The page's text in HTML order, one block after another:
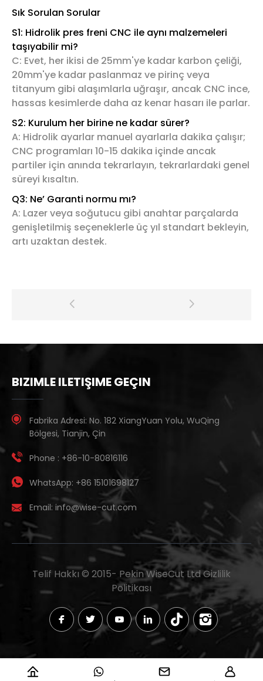
Sık Sorulan Sorular
S1: Hidrolik pres freni CNC ile aynı malzemeleri
taşıyabilir mi?
C: Evet, her ikisi de 25mm'ye kadar karbon çeliği,
20mm'ye kadar paslanmaz ve pirinç veya
titanyum gibi alaşımlarla uğraşır, ancak CNC ince,
hassas kesimlerde daha az kenar hasarı ile parlar.
S2: Kurulum her birine ne kadar sürer?
A: Hidrolik ayarlar manuel ayarlarla dakika çalışır;
CNC programları 10-15 dakika içinde ancak
partiler için anında tekrarlayın, tekrarlardaki genel
süreyi kısaltın.
Q3: Ne’ Garanti normu mı?
A: Lazer veya soğutucu gibi anahtar parçalarda
genişletilmiş seçeneklerle üç yıl standart bekleyin,
artı uzaktan destek.
BIZIMLE ILETIŞIME GEÇIN
Fabrika Adresi: No. 182 XiangYuan Yolu, WuQing
Bölgesi, Tianjin, Çin
Phone : +86-10-80816116
WhatsApp: +86 15101698127
Email: info@wise-cut.com
Telif Hakkı © 2015- Pekin WiseCut LtdGizlilik
Politikası